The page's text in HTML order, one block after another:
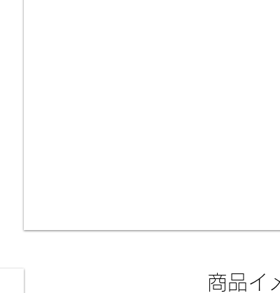
商品イ